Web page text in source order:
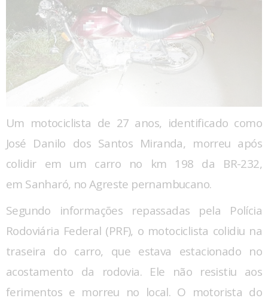
Um motociclista de 27 anos, identificado como
José Danilo dos Santos Miranda, morreu após
colidir em um carro no km 198 da BR-232,
em Sanharó, no Agreste pernambucano.
Segundo informações repassadas pela Polícia
Rodoviária Federal (PRF), o motociclista colidiu na
traseira do carro, que estava estacionado no
acostamento da rodovia. Ele não resistiu aos
ferimentos e morreu no local. O motorista do